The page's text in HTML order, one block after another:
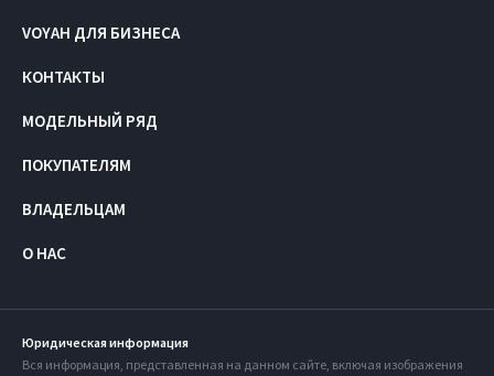
VOYAH ДЛЯ БИЗНЕСА
КОНТАКТЫ
МОДЕЛЬНЫЙ РЯД
ПОКУПАТЕЛЯМ
ВЛАДЕЛЬЦАМ
О НАС
Юридическая информация
Вся информация, представленная на данном сайте, включая изображения